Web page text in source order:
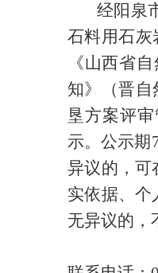
经阳泉
石料用石灰
《山西省
知》（晋
垦方案评
示。公示期
异议的，可
实依据、个
无异议的，